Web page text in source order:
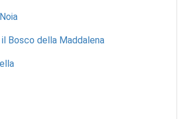
il Bosco della Maddalena